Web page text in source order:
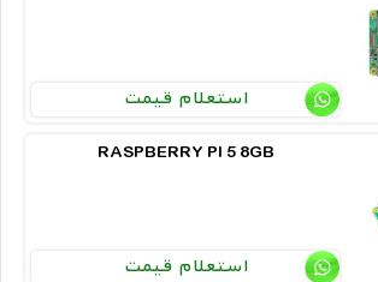
استعلام قیمت
RASPBERRY PI 5 8GB
استعلام قیمت